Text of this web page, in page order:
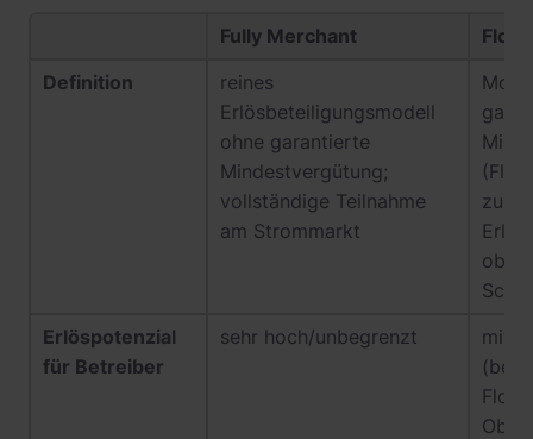
Fully Merchant
Definition
reines
Erlösbeteiligungsmodell
ohne garantierte
Mindestvergütung;
vollständige Teilnahme
am Strommarkt
Erlöspotenzial
für Betreiber
sehr hoch/unbegrenzt